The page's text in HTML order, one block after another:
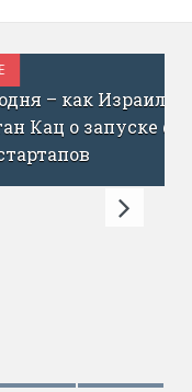
до ICQ»:
фонда для